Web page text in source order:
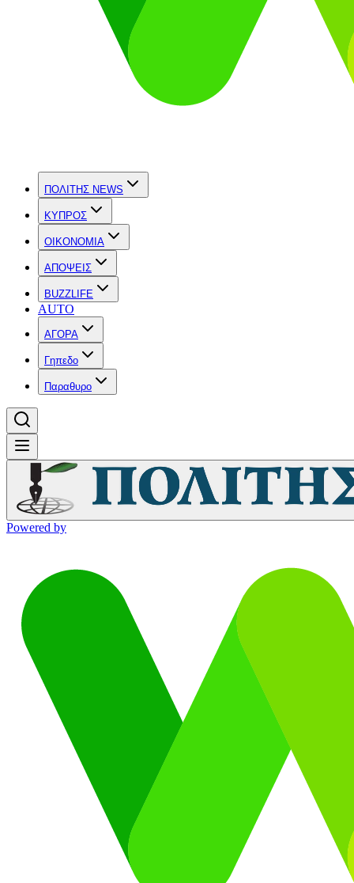
ΠΟΛΙΤΗΣ NEWS
ΚΥΠΡΟΣ
OIKONOMIA
ΑΠΟΨΕΙΣ
BUZZLIFE
AUTO
ΑΓΟΡΑ
Γηπεδο
Παραθυρο
Powered by